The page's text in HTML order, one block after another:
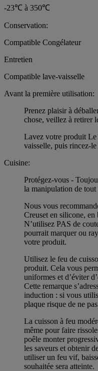
-23℃ à 350℃
Conservation:
Compatible Congélateur
Entretien
Compatible lave-vaisselle
Avant la première utilisation:
Prenez plaisir à
chose, veillez à retirer
Lavez votre produit Le
vaisselle, puis rincez-
Cuisine:
Protégez-vous -
la manipulation de tout
Nous vous
Creuset en silicone, en
N’utilisez PAS de
pourrait marquer ou
votre produit.
Utilisez le feu de
produit. Cela vous
uniformes et d’éviter
Cette remarque
induction : si vous
plaque risque de ne
La cuisson à feu
même pour faire
poêle monter
les saveurs et obtenir
utiliser un feu vif,
souhaitée sera atteinte.